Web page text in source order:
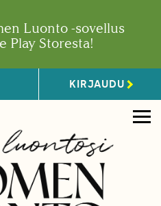
Luonto -sovellus
Play Storesta!
KIRJAUDU